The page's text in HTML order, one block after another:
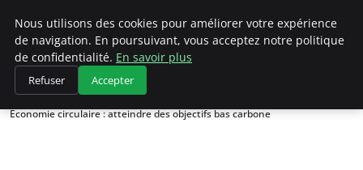
Climategatecountryclub.com
Accueil
Économie circulaire
Économie circulaire : atteindre des objectifs bas carbone
Nous utilisons des cookies pour améliorer votre expérience
de navigation. En poursuivant, vous acceptez notre politique
de confidentialité. En savoir plus
Refuser Accepter